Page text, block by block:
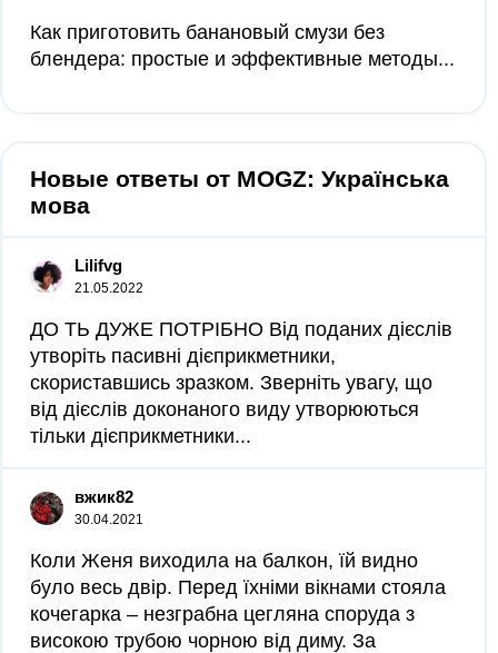
Как приготовить банановый смузи без
блендера: простые и эффективные методы...
Новые ответы от MOGZ: Українська
мова
Lilifvg
21.05.2022
ДО ТЬ ДУЖЕ ПОТРІБНО Від поданих дієслів
утворіть пасивні дієприкметники,
скориставшись зразком. Зверніть увагу, що
від дієслів доконаного виду утворюються
тільки дієприкметники...
вжик82
30.04.2021
Коли Женя виходила на балкон, їй видно
було весь двір. Перед їхніми вікнами стояла
кочегарка – незграбна цегляна споруда з
високою трубою чорною від диму. За